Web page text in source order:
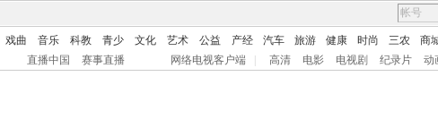
戏曲 音乐 科教 青少 文化 艺术 公益 产经 汽车 旅游 健康 时尚 三农
商
直播中国 赛事直播 网络电视客户端 高清 电影 电视剧 纪录片 动